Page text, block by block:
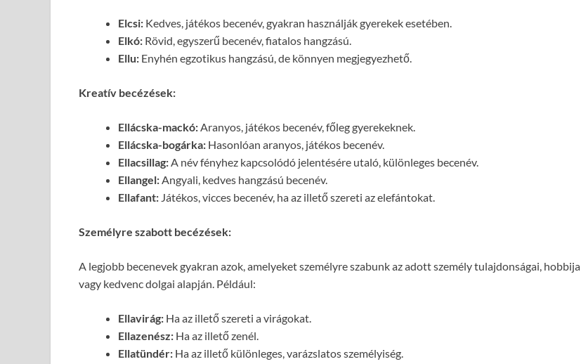
Elcsi: Kedves, játékos becenév, gyakran használják gyerekek esetében.
Elkó: Rövid, egyszerű becenév, fiatalos hangzású.
Ellu: Enyhén egzotikus hangzású, de könnyen megjegyezhető.
Kreatív becézések:
Ellácska-mackó:Aranyos, játékos becenév, főleg gyerekeknek.
Ellácska-bogárka: Hasonlóan aranyos, játékos becenév.
Ellacsillag:A név fényhez kapcsolódó jelentésére utaló, különleges becenév.
Ellangel:Angyali, kedves hangzású becenév.
Ellafant: Játékos, vicces becenév, ha az illető szereti az elefántokat.
Személyre szabott becézések:
A legjobb becenevek gyakran azok, amelyeket személyre szabunk az adott személy tulajdonságai, hobbija
vagy kedvenc dolgai alapján. Például:
Ellavirág: Ha az illető szereti a virágokat.
Ellazenész: Ha az illető zenél.
Ellatündér: Ha az illető különleges, varázslatos személyiség.